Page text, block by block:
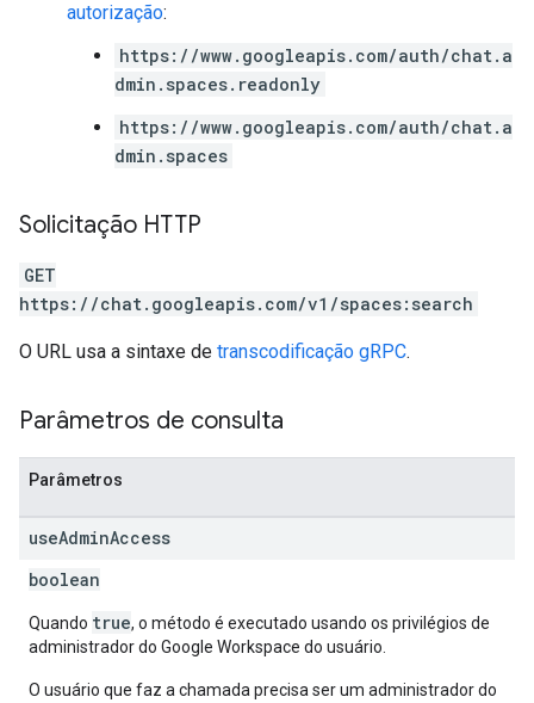
autorização:
https://www.googleapis.com/auth/chat.a
dmin.spaces.readonly
https://www.googleapis.com/auth/chat.a
dmin.spaces
Solicitação HTTP
GET
https://chat.googleapis.com/v1/spaces:search
O URL usa a sintaxe de transcodificação gRPC.
Parâmetros de consulta
Parâmetros
useAdminAccess
boolean
Quando true, o método é executado usando os privilégios de
administrador do Google Workspace do usuário.
O usuário que faz a chamada precisa ser um administrador do